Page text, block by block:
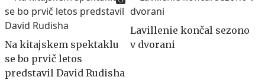
Na kitajskem spektaklu
se bo prvič letos
predstavil David Rudisha
Lavillenie končal sezono
v dvorani